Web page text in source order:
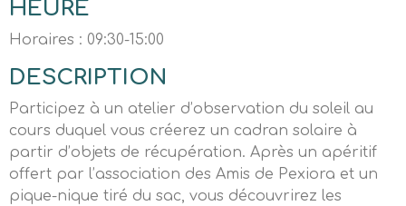
HEURE
Horaires : 09:30-15:00
DESCRIPTION
Participez à un atelier d’observation du soleil au
cours duquel vous créerez un cadran solaire à
partir d’objets de récupération. Après un apéritif
offert par l’association des Amis de Pexiora et un
pique-nique tiré du sac, vous découvrirez les